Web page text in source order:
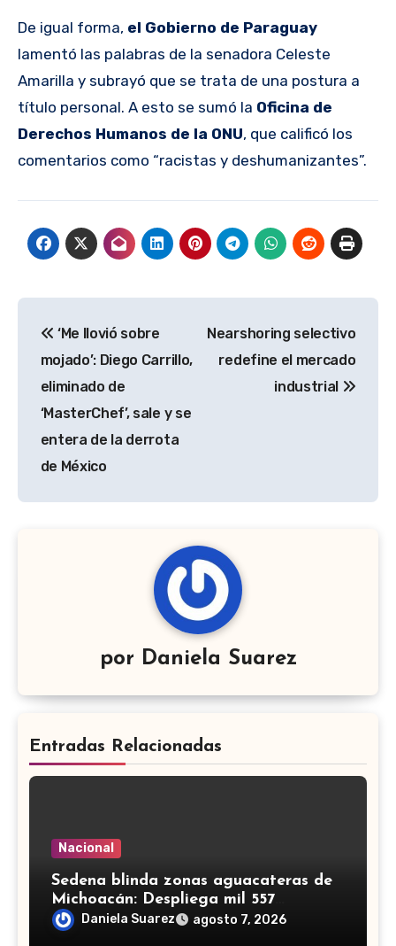
De igual forma, el Gobierno de Paraguay
lamentó las palabras de la senadora Celeste
Amarilla y subrayó que se trata de una postura a
título personal. A esto se sumó la Oficina de
Derechos Humanos de la ONU, que calificó los
comentarios como “racistas y deshumanizantes”.
de
entradas
‘Me llovió sobre
mojado’: Diego Carrillo,
eliminado de
‘MasterChef’, sale y se
entera de la derrota
de México
Nearshoring selectivo
redefine el mercado
industrial
por Daniela Suarez
Entradas Relacionadas
Nacional
Sedena blinda zonas aguacateras de
Michoacán: Despliega mil 557
efectivos de Guardia Nacional y
Ejército
Daniela Suarez agosto 7, 2026